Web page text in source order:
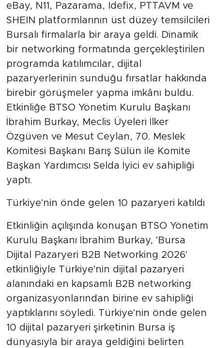
eBay, N11, Pazarama, Idefix, PTTAVM ve
SHEIN platformlarının üst düzey temsilcileri
Bursalı firmalarla bir araya geldi. Dinamik
bir networking formatında gerçekleştirilen
programda katılımcılar, dijital
pazaryerlerinin sunduğu fırsatlar hakkında
birebir görüşmeler yapma imkânı buldu.
Etkinliğe BTSO Yönetim Kurulu Başkanı
İbrahim Burkay, Meclis Üyeleri İlker
Özgüven ve Mesut Ceylan, 70. Meslek
Komitesi Başkanı Barış Sülün ile Komite
Başkan Yardımcısı Selda İyici ev sahipliği
yaptı.
Türkiye'nin önde gelen 10 pazaryeri katıldı
Etkinliğin açılışında konuşan BTSO Yönetim
Kurulu Başkanı İbrahim Burkay, 'Bursa
Dijital Pazaryeri B2B Networking 2026'
etkinliğiyle Türkiye'nin dijital pazaryeri
alanındaki en kapsamlı B2B networking
organizasyonlarından birine ev sahipliği
yaptıklarını söyledi. Türkiye'nin önde gelen
10 dijital pazaryeri şirketinin Bursa iş
dünyasıyla bir araya geldiğini belirten